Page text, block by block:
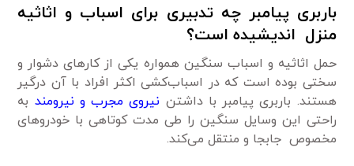
باربری پیامبر چه تدبیری برای اسباب و اثاثیه
منزل اندیشیده است؟
حمل اثاثیه و اسباب سنگین همواره یکی از کار‌های دشوار و
سختی بوده است که در اسباب‌کشی اکثر افراد با آن درگیر
هستند.‌ باربری پیامبر با داشتن نیروی مجرب و نیرومند به
راحتی این وسایل سنگین را طی مدت کوتاهی با خودرو‌های
مخصوص جابجا و منتقل می‌کند.